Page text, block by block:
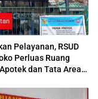
Pelayanan, RSUD
Perluas Ruang
dan Tata Area